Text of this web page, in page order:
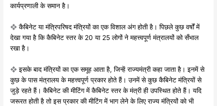
कार्यप्रणाली के समान है।
❖ कैबिनेट या मंत्रिपरिषद मंत्रियों का एक विशालअंग होती है। पिछले कुछ वर्षों में
देखा गयाहै कि कैबिनेट स्तर के 20 या 25 लोगों नेमहत्त्वपूर्ण मंत्रालयों को सँभाल
रखा है।
❖ इसके बाद मंत्रियों का एक समूह आता है,जिन्हें राज्यमंत्री कहा जाता है। इनमें से
कुछके पास मंत्रालय के महत्त्वपूर्ण प्रकार होते हैं।उनमें से कुछ कैबिनेट मंत्रियाें से
जुड़े रहते हैं।कैबिनेट की मीटिंग में कैबिनेट स्तर के मंत्रीही उपस्थित होते हैं। यदि
जरूरत होती है तोइस प्रकार की मीटिंग में भाग लेने के लिएराज्य मंत्रियों काे भी